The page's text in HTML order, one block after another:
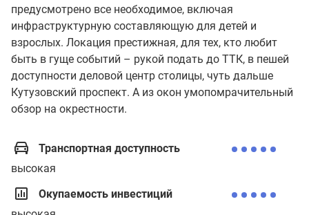
предусмотрено все необходимое, включая
инфраструктурную составляющую для детей и
взрослых. Локация престижная, для тех, кто любит
быть в гуще событий – рукой подать до ТТК, в пешей
доступности деловой центр столицы, чуть дальше
Кутузовский проспект. А из окон умопомрачительный
обзор на окрестности.
Транспортная доступность
высокая
Окупаемость инвестиций